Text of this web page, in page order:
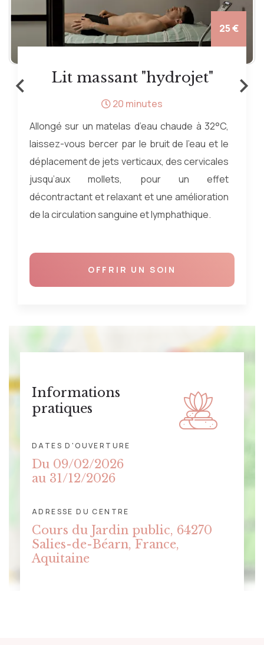
25 €
Lit massant "hydrojet"
20 minutes
Allongé sur un matelas d’eau chaude à 32°C,
laissez-vous bercer par le bruit de l’eau et le
déplacement de jets verticaux, des cervicales
jusqu’aux mollets, pour un effet
décontractant et relaxant et une amélioration
de la circulation sanguine et lymphathique.
OFFRIR UN SOIN
‹ ›
CARTE
Informations
pratiques
DATES D'OUVERTURE
Du 09/02/2026
au 31/12/2026
ADRESSE DU CENTRE
Cours du Jardin public, 64270
Salies-de-Béarn, France,
Aquitaine